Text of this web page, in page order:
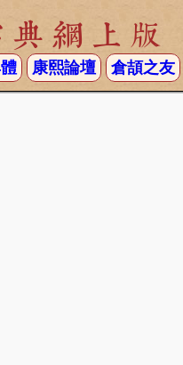
典網上版
康熙論壇 倉頡之友